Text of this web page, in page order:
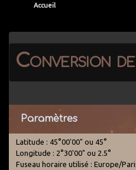
Accueil
Conversion
Paramètres
Latitude : 45°00'00" ou 45°
Longitude : 2°30'00" ou 2.5°
Fuseau horaire utilisé : Europe/